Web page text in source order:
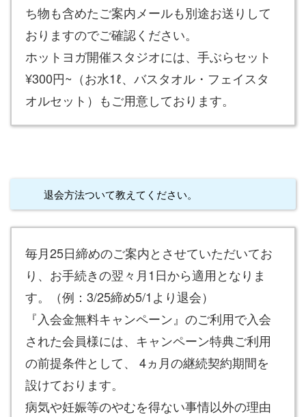
ち物も含めたご案内メールも別途お送りして
おりますのでご確認ください。
ホットヨガ開催スタジオには、手ぶらセット
¥300円~（お水1ℓ、バスタオル・フェイスタ
オルセット）もご用意しております。
退会方法ついて教えてください。
毎月25日締めのご案内とさせていただいてお
り、お手続きの翌々月1日から適用となりま
す。（例：3/25締め5/1より退会）
『入会金無料キャンペーン』のご利用で入会
された会員様には、キャンペーン特典ご利用
の前提条件として、 4ヵ月の継続契約期間を
設けております。
病気や妊娠等のやむを得ない事情以外の理由